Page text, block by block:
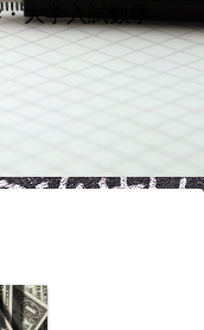
大学入試数学